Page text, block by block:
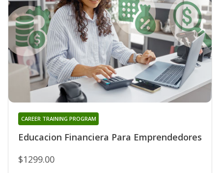
Educacion Financiera Para Emprendedores
CAREER TRAINING PROGRAM
$1299.00